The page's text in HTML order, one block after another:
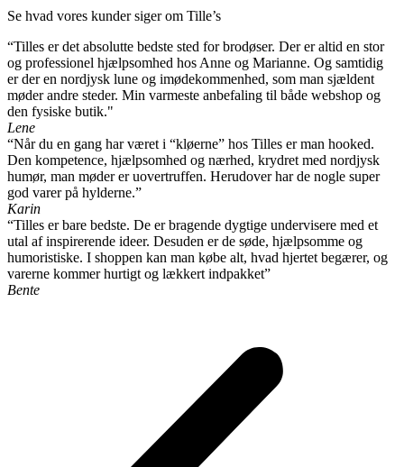
Se hvad vores kunder siger om Tille’s
“Tilles er det absolutte bedste sted for brodøser. Der er altid en stor
og professionel hjælpsomhed hos Anne og Marianne. Og samtidig
er der en nordjysk lune og imødekommenhed, som man sjældent
møder andre steder. Min varmeste anbefaling til både webshop og
den fysiske butik."
Lene
“Når du en gang har været i “kløerne” hos Tilles er man hooked.
Den kompetence, hjælpsomhed og nærhed, krydret med nordjysk
humør, man møder er uovertruffen. Herudover har de nogle super
god varer på hylderne.”
Karin
“Tilles er bare bedste. De er bragende dygtige undervisere med et
utal af inspirerende ideer. Desuden er de søde, hjælpsomme og
humoristiske. I shoppen kan man købe alt, hvad hjertet begærer, og
varerne kommer hurtigt og lækkert indpakket”
Bente